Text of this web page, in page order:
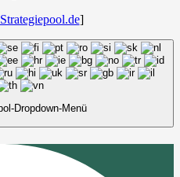
Strategiepool.de]